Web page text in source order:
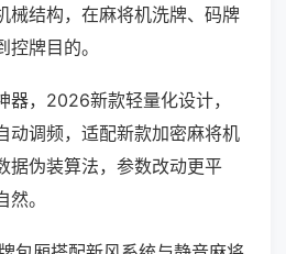
械结构，在麻将机洗牌、码牌
牌目的。
器，2026新款轻量化设计，
动调频，适配新款加密麻将机
据伪装算法，参数改动更平
。